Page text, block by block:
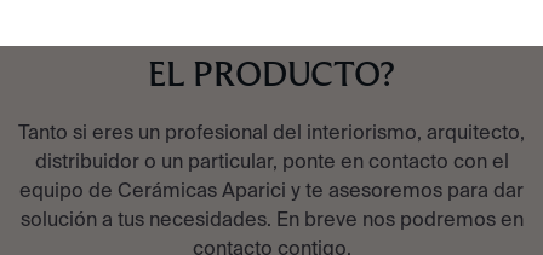
EL PRODUCTO?
Tanto si eres un profesional del interiorismo, arquitecto,
distribuidor o un particular, ponte en contacto con el
equipo de Cerámicas Aparici y te asesoremos para dar
solución a tus necesidades. En breve nos podremos en
contacto contigo.